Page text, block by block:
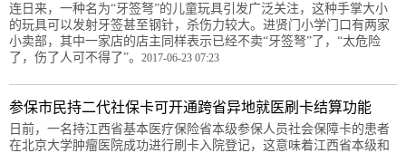
连日来，一种名为“牙签弩”的儿童玩具引发广泛关注，这种手掌大小
的玩具可以发射牙签甚至钢针，杀伤力较大。进贤门小学门口有两家
小卖部，其中一家店的店主同样表示已经不卖“牙签弩”了，“太危险
了，伤了人可不得了”。 2017-06-23 07:23
参保市民持二代社保卡可开通跨省异地就医刷卡结算功能
日前，一名持江西省基本医疗保险省本级参保人员社会保障卡的患者
在北京大学肿瘤医院成功进行刷卡入院登记，这意味着江西省本级和